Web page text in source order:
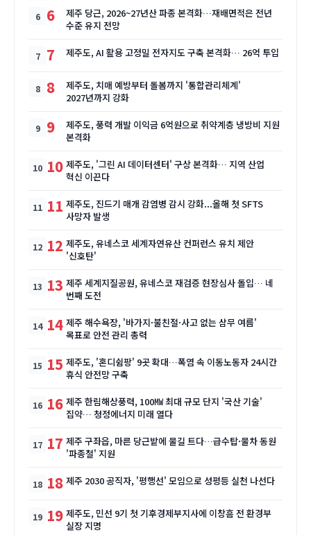
6
제주 당근, 2026~27년산 파종 본격화…재배면적은 전년
수준 유지 전망
7 제주도, AI 활용 고정밀 전자지도 구축 본격화… 26억 투입
8
제주도, 치매 예방부터 돌봄까지 '통합관리체계'
2027년까지 강화
9
제주도, 풍력 개발 이익금 6억원으로 취약계층 냉방비 지원
본격화
10 제주도, '그린 AI 데이터센터' 구상 본격화… 지역 산업
혁신 이끈다
11 제주도, 진드기 매개 감염병 감시 강화...올해 첫 SFTS
사망자 발생
12 제주도, 유네스코 세계자연유산 컨퍼런스 유치 제안
'신호탄'
13 제주 세계지질공원, 유네스코 재검증 현장심사 돌입… 네
번째 도전
14 제주 해수욕장, '바가지·불친절·사고 없는 삼무 여름'
목표로 안전 관리 총력
15 제주도, '혼디쉼팡' 9곳 확대…폭염 속 이동노동자 24시간
휴식 안전망 구축
16 제주 한림해상풍력, 100㎿ 최대 규모 단지 '국산 기술'
집약… 청정에너지 미래 열다
17 제주 구좌읍, 마른 당근밭에 물길 트다…급수탑·물차 동원
'파종철' 지원
18 제주 2030 공직자, '평행선' 모임으로 성평등 실천 나선다
19 제주도, 민선 9기 첫 기후경제부지사에 이창흠 전 환경부
실장 지명